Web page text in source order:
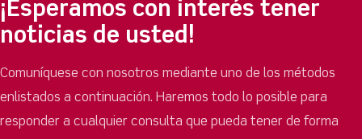
¡Esperamos con interés tener
noticias de usted!
Comuníquese con nosotros mediante uno de los métodos
enlistados a continuación. Haremos todo lo posible para
responder a cualquier consulta que pueda tener de forma